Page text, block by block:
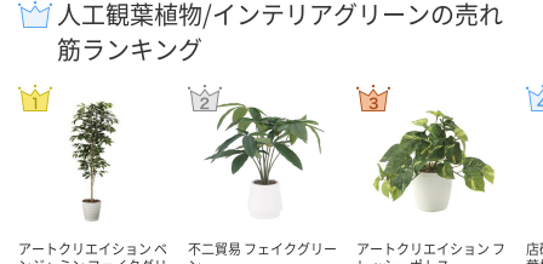
人工観葉植物/インテリアグリーンの売れ
筋ランキング
アートクリエイション ベ
不二貿易 フェイクグリー
アートクリエイション フ
店